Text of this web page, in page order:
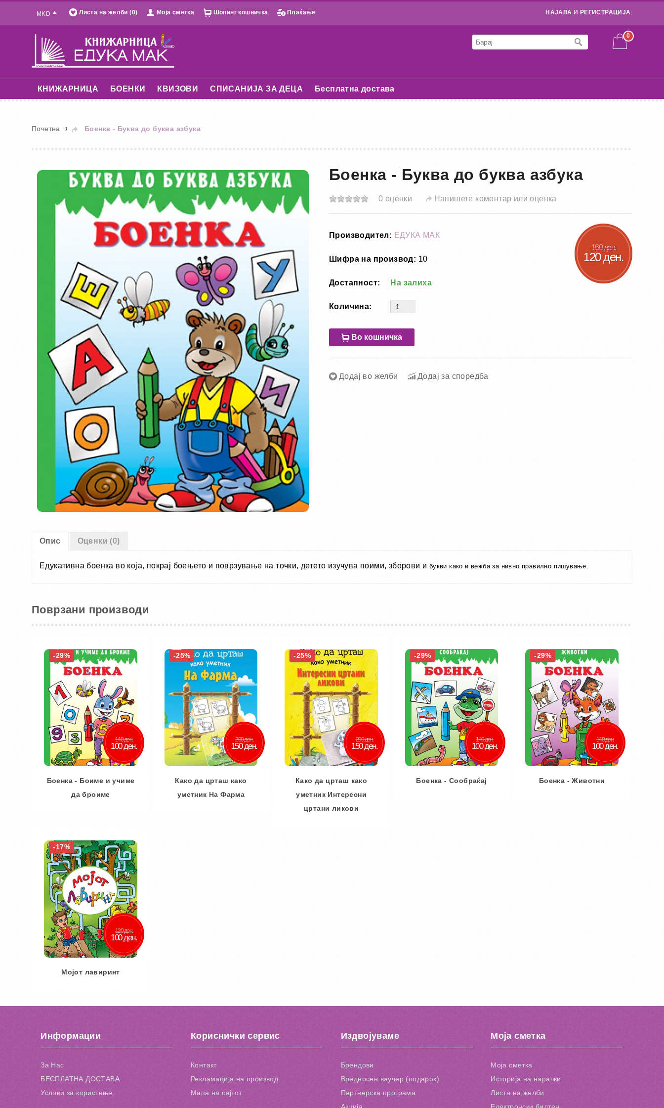
MKD НАЈАВА И РЕГИСТРАЦИЈА.
Листа на желби (0) Моја сметка Шопинг кошничка Плаќање
0
КНИЖАРНИЦА БОЕНКИ КВИЗОВИ СПИСАНИЈА ЗА ДЕЦА Бесплатна достава
Почетна » Боенка - Буква до буква азбука
Боенка - Буква до буква азбука
0 оценки Напишете коментар или оценка
160 ден.
120 ден.
Производител: ЕДУКА МАК
Шифра на производ: 10
Достапност: На залиха
Количина:
Во кошничка
Додај во желби Додај за споредба
Опис Оценки (0)
Едукативна боенка во која, покрај боењето и поврзување на точки, детето изучува поими, зборови и букви како и вежба за нивно правилно пишување.
Поврзани производи
-29%
140 ден.
100 ден.
Боенка - Боиме и учиме
да броиме
Додај во желби
Додај за споредба
-25%
200 ден.
150 ден.
Како да црташ како
уметник На Фарма
-25%
200 ден.
150 ден.
Како да црташ како
уметник Интересни
цртани ликови
-29%
140 ден.
100 ден.
Боенка - Сообраќај
-29%
140 ден.
100 ден.
Боенка - Животни
-17%
120 ден.
100 ден.
Мојот лавиринт
Додај за споредба
Информации
За Нас
БЕСПЛАТНА ДОСТАВА
Услови за користење
Кориснички сервис
Контакт
Рекламација на производ
Мапа на сајтот
Издвојуваме
Брендови
Вредносен ваучер (подарок)
Партнерска програма
Моја сметка
Моја сметка
Историја на нарачки
Листа на желби